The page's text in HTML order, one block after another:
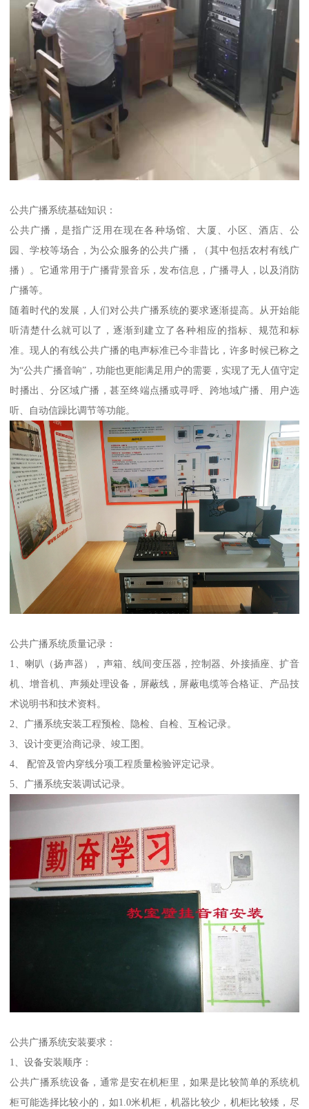
公共广播系统基础知识：
公共广播，是指广泛用在现在各种场馆、大厦、小区、酒店、公
园、学校等场合，为公众服务的公共广播，（其中包括农村有线广
播）。它通常用于广播背景音乐，发布信息，广播寻人，以及消防
广播等。
随着时代的发展，人们对公共广播系统的要求逐渐提高。从开始能
听清楚什么就可以了，逐渐到建立了各种相应的指标、规范和标
准。现人的有线公共广播的电声标准已今非昔比，许多时候已称之
为“公共广播音响”，功能也更能满足用户的需要，实现了无人值守定
时播出、分区域广播，甚至终端点播或寻呼、跨地域广播、用户选
听、自动信躁比调节等功能。
公共广播系统质量记录：
1、喇叭（扬声器），声箱、线间变压器，控制器、外接插座、扩音
机、增音机、声频处理设备，屏蔽线，屏蔽电缆等合格证、产品技
术说明书和技术资料。
2、广播系统安装工程预检、隐检、自检、互检记录。
3、设计变更洽商记录、竣工图。
4、 配管及管内穿线分项工程质量检验评定记录。
5、广播系统安装调试记录。
公共广播系统安装要求：
1、设备安装顺序：
公共广播系统设备，通常是安在机柜里，如果是比较简单的系统机
柜可能选择比较小的，如1.0米机柜，机器比较少，机柜比较矮，尽